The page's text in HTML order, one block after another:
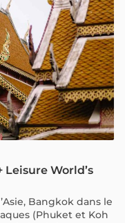
World’s
Bangkok dans le
(Phuket et Koh